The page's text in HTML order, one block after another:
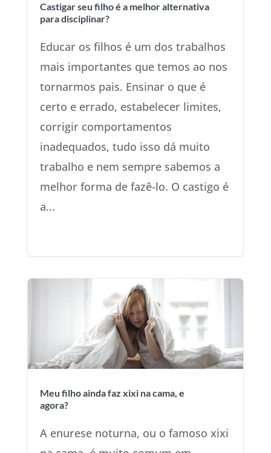
Castigar seu filho é a melhor alternativa
para disciplinar?
Educar os filhos é um dos trabalhos
mais importantes que temos ao nos
tornarmos pais. Ensinar o que é
certo e errado, estabelecer limites,
corrigir comportamentos
inadequados, tudo isso dá muito
trabalho e nem sempre sabemos a
melhor forma de fazê-lo. O castigo é
a...
Meu filho ainda faz xixi na cama, e
agora?
A enurese noturna, ou o famoso xixi